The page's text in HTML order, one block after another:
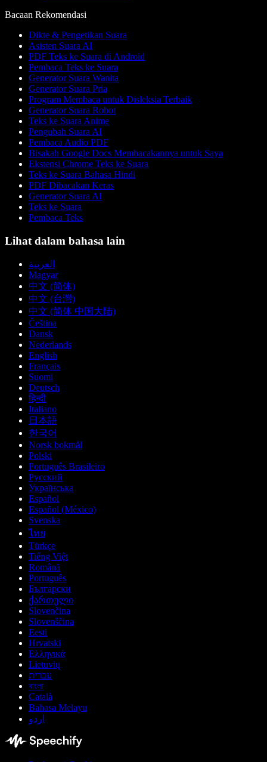
Bacaan Rekomendasi
Dikte & Pengetikan Suara
Asisten Suara AI
PDF Teks ke Suara di Android
Pembaca Teks ke Suara
Generator Suara Wanita
Generator Suara Pria
Program Membaca untuk Disleksia Terbaik
Generator Suara Robot
Teks ke Suara Anime
Pengubah Suara AI
Pembaca Audio PDF
Bisakah Google Docs Membacakannya untuk Saya
Ekstensi Chrome Teks ke Suara
Teks ke Suara Bahasa Hindi
PDF Dibacakan Keras
Generator Suara AI
Teks ke Suara
Pembaca Teks
Lihat dalam bahasa lain
العربية
Magyar
中文 (简体)
中文 (台灣)
中文 (简体 中国大陆)
Čeština
Dansk
Nederlands
English
Français
Suomi
Deutsch
हिन्दी
Italiano
日本語
한국어
Norsk bokmål
Polski
Português Brasileiro
Русский
Українська
Español
Español (México)
Svenska
ไทย
Türkçe
Tiếng Việt
Română
Português
Български
ქართული
Slovenčina
Slovenščina
Eesti
Hrvatski
Ελληνικά
Lietuvių
עברית
বাংলা
Català
Bahasa Melayu
اردو